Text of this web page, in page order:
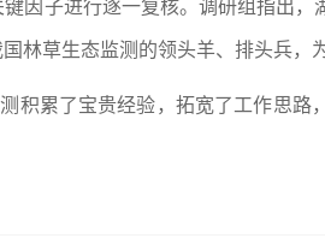
因子进行逐一复核。 调研组指出，
林草生态监测的领头羊、排头兵，
累了宝贵经验，拓宽了工作思路